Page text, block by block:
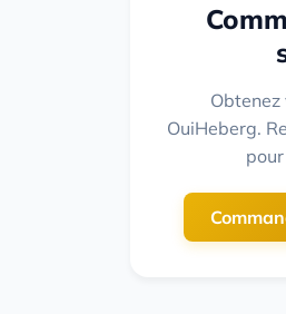
OuiHeberg.